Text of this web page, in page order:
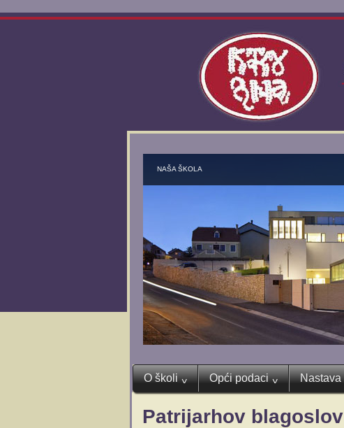
NAŠA ŠKOLA
O školi ^ Opći podaci ^ Nastava
Patrijarhov